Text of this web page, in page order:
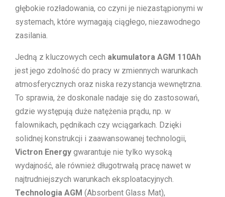
głębokie rozładowania, co czyni je niezastąpionymi w
systemach, które wymagają ciągłego, niezawodnego
zasilania.
Jedną z kluczowych cech akumulatora AGM 110Ah
jest jego zdolność do pracy w zmiennych warunkach
atmosferycznych oraz niska rezystancja wewnętrzna.
To sprawia, że doskonale nadaje się do zastosowań,
gdzie występują duże natężenia prądu, np. w
falownikach, pędnikach czy wciągarkach. Dzięki
solidnej konstrukcji i zaawansowanej technologii,
Victron Energy gwarantuje nie tylko wysoką
wydajność, ale również długotrwałą pracę nawet w
najtrudniejszych warunkach eksploatacyjnych.
Technologia AGM (Absorbent Glass Mat),